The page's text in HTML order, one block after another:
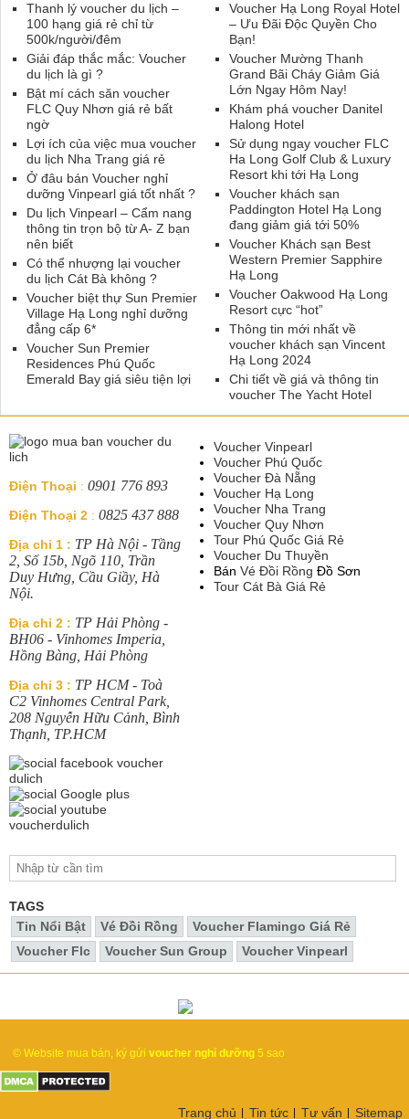
Voucher Hạ Long Royal Hotel
– Ưu Đãi Độc Quyền Cho
Bạn!
Voucher Mường Thanh
Grand Bãi Cháy Giảm Giá
Lớn Ngay Hôm Nay!
Khám phá voucher Danitel
Halong Hotel
Sử dụng ngay voucher FLC
Ha Long Golf Club & Luxury
Resort khi tới Hạ Long
Voucher khách sạn
Paddington Hotel Hạ Long
đang giảm giá tới 50%
Voucher Khách sạn Best
Western Premier Sapphire
Hạ Long
Voucher Oakwood Hạ Long
Resort cực “hot”
Thông tin mới nhất về
voucher khách sạn Vincent
Hạ Long 2024
Chi tiết về giá và thông tin
voucher The Yacht Hotel
Thanh lý voucher du lịch –
100 hạng giá rẻ chỉ từ
500k/người/đêm
Giải đáp thắc mắc: Voucher
du lịch là gì ?
Bật mí cách săn voucher
FLC Quy Nhơn giá rẻ bất
ngờ
Lợi ích của việc mua voucher
du lịch Nha Trang giá rẻ
Ở đâu bán Voucher nghỉ
dưỡng Vinpearl giá tốt nhất ?
Du lịch Vinpearl – Cẩm nang
thông tin trọn bộ từ A- Z bạn
nên biết
Có thể nhượng lại voucher
du lịch Cát Bà không ?
Voucher biệt thự Sun Premier
Village Hạ Long nghỉ dưỡng
đẳng cấp 6*
Voucher Sun Premier
Residences Phú Quốc
Emerald Bay giá siêu tiện lợi
Điện Thoại : 0901 776 893
Điện Thoại 2 : 0825 437 888
Địa chỉ 1 : TP Hà Nội - Tầng
2, Số 15b, Ngõ 110, Trần
Duy Hưng, Cầu Giầy, Hà
Nội.
Địa chỉ 2 : TP Hải Phòng -
BH06 - Vinhomes Imperia,
Hồng Bàng, Hải Phòng
Địa chỉ 3 : TP HCM - Toà
C2 Vinhomes Central Park,
208 Nguyễn Hữu Cảnh, Bình
Thạnh, TP.HCM
Voucher Vinpearl
Voucher Phú Quốc
Voucher Đà Nẵng
Voucher Hạ Long
Voucher Nha Trang
Voucher Quy Nhơn
Tour Phú Quốc Giá Rẻ
Voucher Du Thuyền
Bán Vé Đồi Rồng Đồ Sơn
Tour Cát Bà Giá Rẻ
TAGS
Tin Nổi Bật
Vé Đồi Rồng
Voucher Flamingo Giá Rẻ
Voucher Flc
Voucher Sun Group Voucher Vinpearl
© Website mua bán, ký gửivoucher nghỉ dưỡng 5 sao
Trang chủ Tin tức Tư vấn Sitemap